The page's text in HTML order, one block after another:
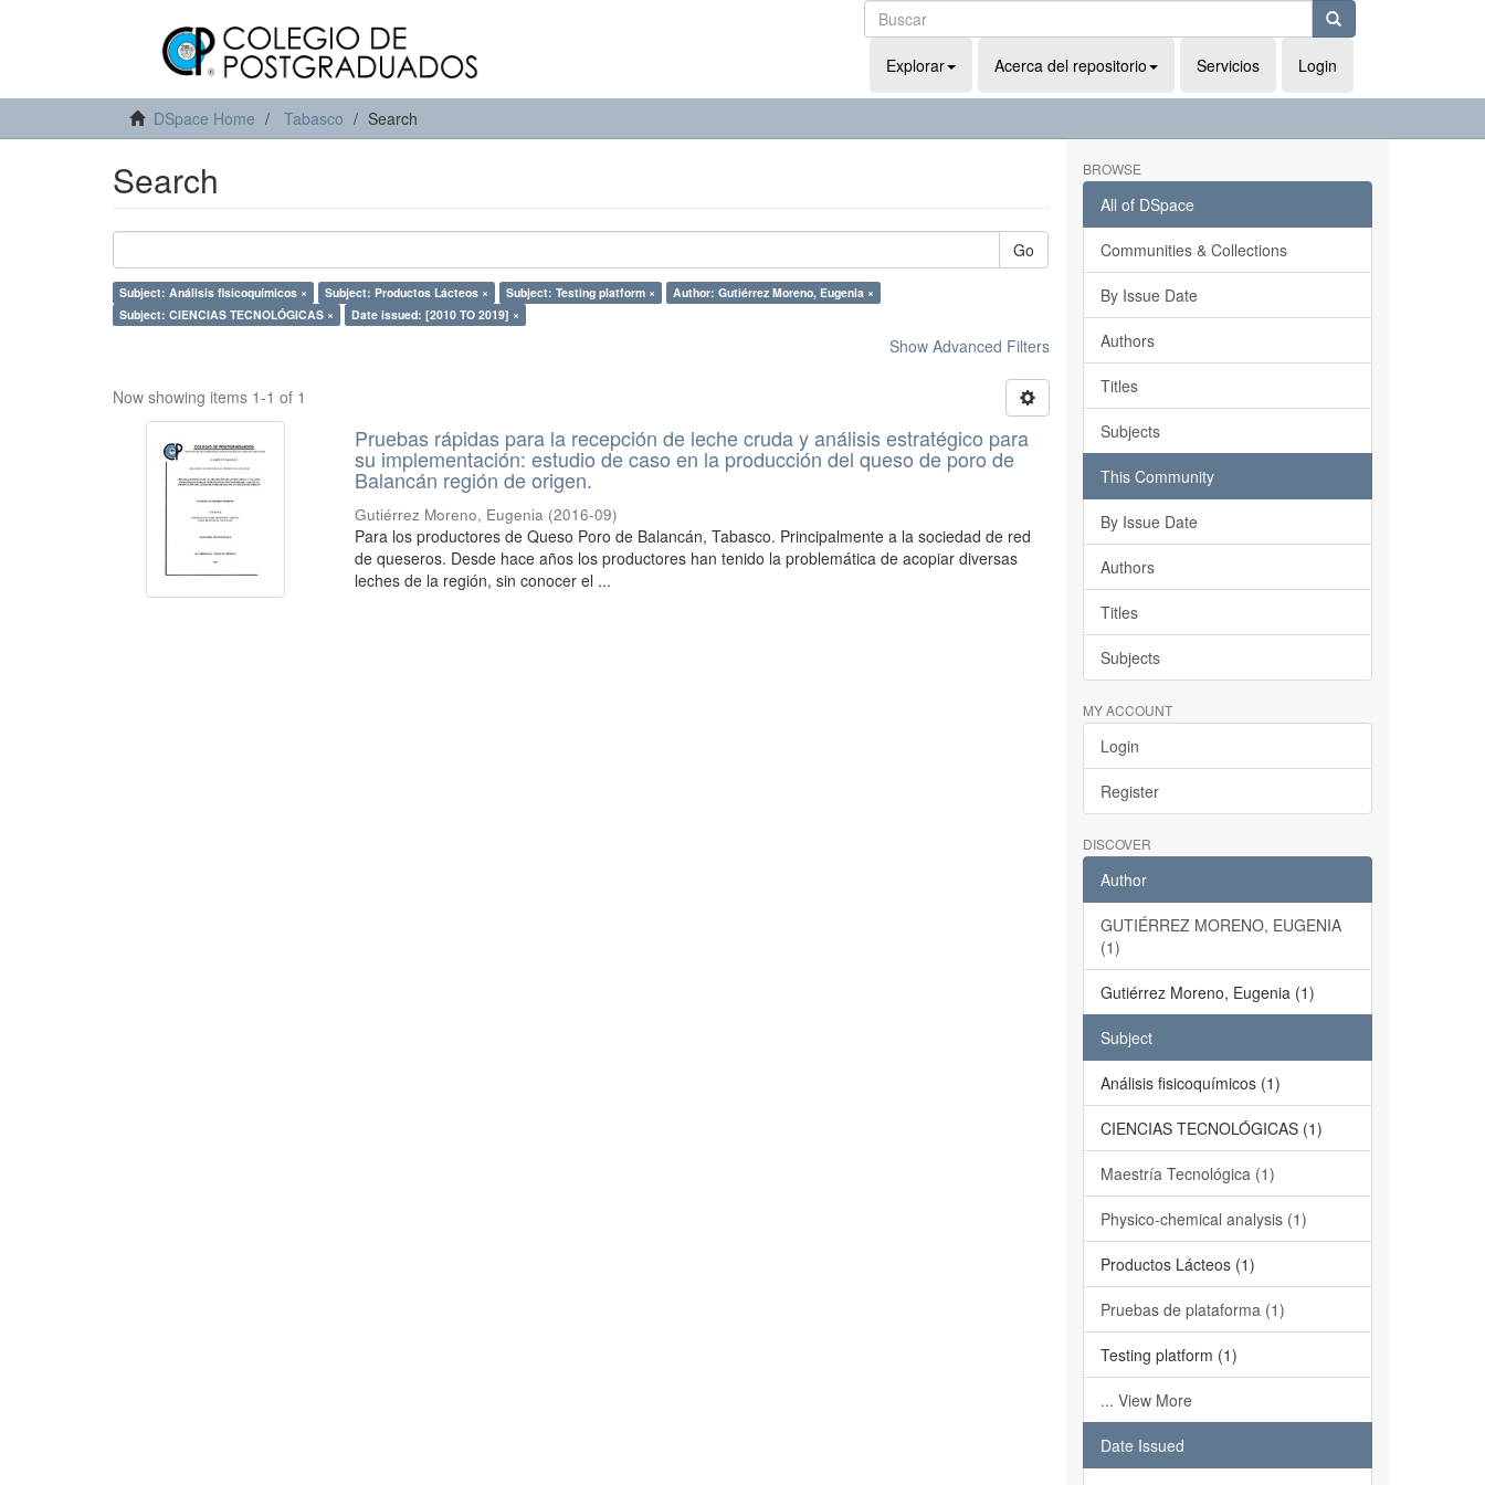
Explorar Acerca del repositorio Servicios Login
DSpace Home Tabasco Search
Search
Go
Subject: Análisis fisicoquímicos × Subject: Productos Lácteos × Subject: Testing platform ×
Author: Gutiérrez Moreno, Eugenia ×
Subject: CIENCIAS TECNOLÓGICAS ×
Date issued: [2010 TO 2019] ×
Show Advanced Filters
Now showing items 1-1 of 1
Pruebas rápidas para la recepción de leche cruda y análisis estratégico para
su implementación: estudio de caso en la producción del queso de poro de
Balancán región de origen.
Gutiérrez Moreno, Eugenia (2016-09)
Para los productores de Queso Poro de Balancán, Tabasco. Principalmente a la sociedad de red
de queseros. Desde hace años los productores han tenido la problemática de acopiar diversas
leches de la región, sin conocer el ...
BROWSE
All of DSpace
Communities & Collections
By Issue Date
Authors
Titles
Subjects
This Community
By Issue Date
Authors
Titles
Subjects
MY ACCOUNT
Login
Register
DISCOVER
Author
GUTIÉRREZ MORENO, EUGENIA
(1)
Gutiérrez Moreno, Eugenia (1)
Subject
Análisis fisicoquímicos (1)
CIENCIAS TECNOLÓGICAS (1)
Maestría Tecnológica (1)
Physico-chemical analysis (1)
Productos Lácteos (1)
Pruebas de plataforma (1)
Testing platform (1)
... View More
Date Issued